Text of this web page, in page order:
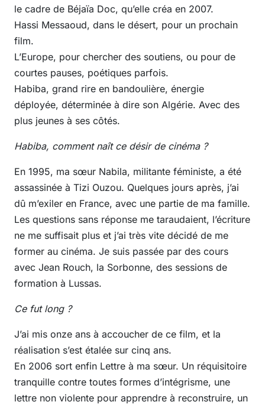
le cadre de Béjaïa Doc, qu’elle créa en 2007.
Hassi Messaoud, dans le désert, pour un prochain
film.
L’Europe, pour chercher des soutiens, ou pour de
courtes pauses, poétiques parfois.
Habiba, grand rire en bandoulière, énergie
déployée, déterminée à dire son Algérie. Avec des
plus jeunes à ses côtés.
Habiba, comment naît ce désir de cinéma ?
En 1995, ma sœur Nabila, militante féministe, a été
assassinée à Tizi Ouzou. Quelques jours après, j’ai
dû m’exiler en France, avec une partie de ma famille.
Les questions sans réponse me taraudaient, l’écriture
ne me suffisait plus et j’ai très vite décidé de me
former au cinéma. Je suis passée par des cours
avec Jean Rouch, la Sorbonne, des sessions de
formation à Lussas.
Ce fut long ?
J’ai mis onze ans à accoucher de ce film, et la
réalisation s’est étalée sur cinq ans.
En 2006 sort enfin Lettre à ma sœur. Un réquisitoire
tranquille contre toutes formes d’intégrisme, une
lettre non violente pour apprendre à reconstruire, un